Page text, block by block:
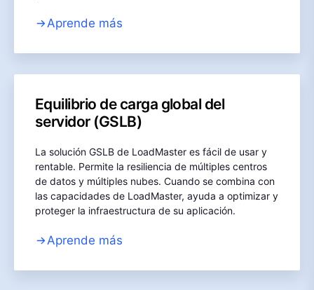
Aprende más
Equilibrio de carga global del
servidor (GSLB)
La solución GSLB de LoadMaster es fácil de usar y
rentable. Permite la resiliencia de múltiples centros
de datos y múltiples nubes. Cuando se combina con
las capacidades de LoadMaster, ayuda a optimizar y
proteger la infraestructura de su aplicación.
Aprende más